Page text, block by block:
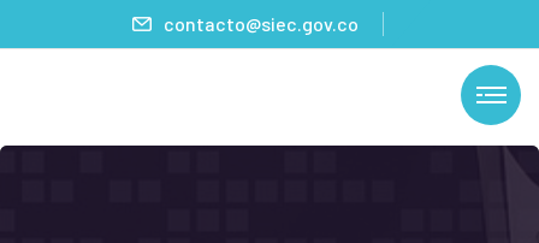
contacto@siec.gov.co